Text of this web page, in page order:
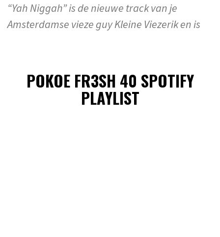
“Yah Niggah” is de nieuwe track van je
Amsterdamse vieze guy Kleine Viezerik en is
POKOE FR3SH 40 SPOTIFY
PLAYLIST